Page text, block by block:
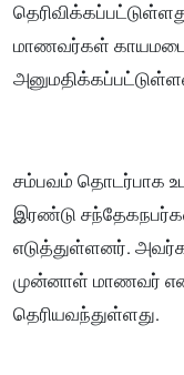
மாணவர்கள்
சம்பவம் தொடர்பாக
இரண்டு
எடுத்துள்ளனர்.
முன்னாள் மாணவர்
தெரியவந்துள்ளது.